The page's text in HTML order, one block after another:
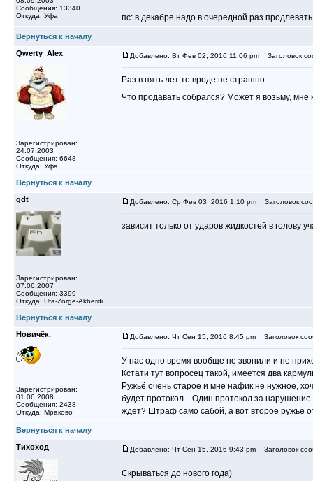
Сообщения: 13340
Откуда: Уфа
пс: в декабре надо в очередной раз
Вернуться к началу
Qwerty_Alex
Зарегистрирован:
24.07.2003
Сообщения: 6648
Откуда: Уфа
Добавлено: Вт Фев 02, 2016 11:06 pm Заголовок
Раз в пять лет то вроде не страшно.
Что продавать собрался? Может я возьму, мне
Вернуться к началу
gdt
Зарегистрирован:
07.06.2007
Сообщения: 3399
Откуда: Ufa-Zorge-Akberdi
Добавлено: Ср Фев 03, 2016 1:10 pm Заголовок
зависит только от ударов жидкостей в голову
Вернуться к началу
Новичёк.
Зарегистрирован:
01.06.2008
Сообщения: 2438
Откуда: Мраково
Добавлено: Чт Сен 15, 2016 8:45 pm Заголовок
У нас одно время вообще не звонили и не
Кстати тут вопросец такой, имеется два
Ружьё очень старое и мне нафик не нужное,
будет протокол... Один протокол за
ждет? Штраф само сабой, а вот второе ружьё
Вернуться к началу
Тихоход
Добавлено: Чт Сен 15, 2016 9:43 pm Заголовок
Скрываться до нового года)